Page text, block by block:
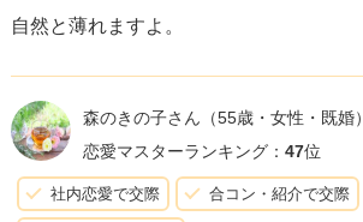
自然と薄れますよ。
森のきの子さん （55歳・女性・既婚）
恋愛マスターランキング： 47位
社内恋愛で交際 合コン・紹介で交際